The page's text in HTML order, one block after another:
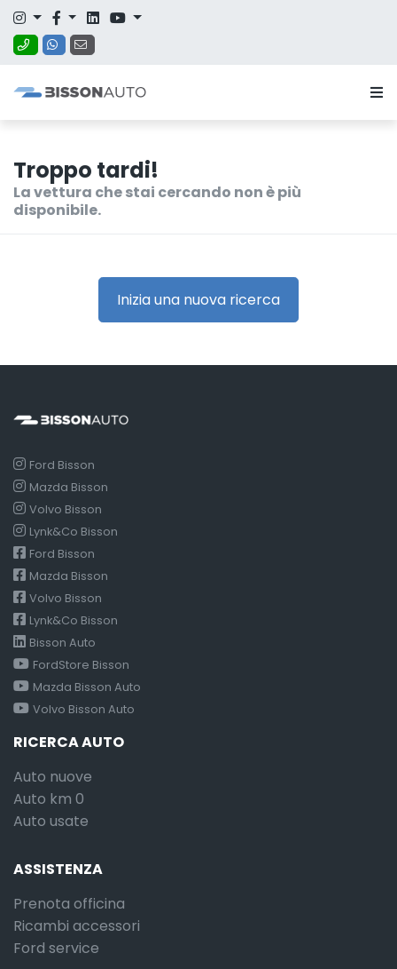
Troppo tardi!
La vettura che stai cercando non è più
disponibile.
Inizia una nuova ricerca
Ford Bisson
Mazda Bisson
Volvo Bisson
Lynk&Co Bisson
Ford Bisson
Mazda Bisson
Volvo Bisson
Lynk&Co Bisson
Bisson Auto
FordStore Bisson
Mazda Bisson Auto
Volvo Bisson Auto
RICERCA AUTO
Auto nuove
Auto km 0
Auto usate
ASSISTENZA
Prenota officina
Ricambi accessori
Ford service